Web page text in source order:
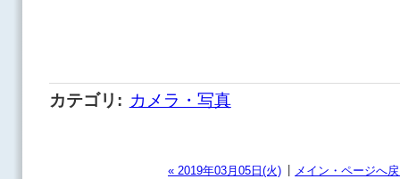
カテゴリ : カメラ・写真
« 2019年03月05日(火) メイン・ページへ